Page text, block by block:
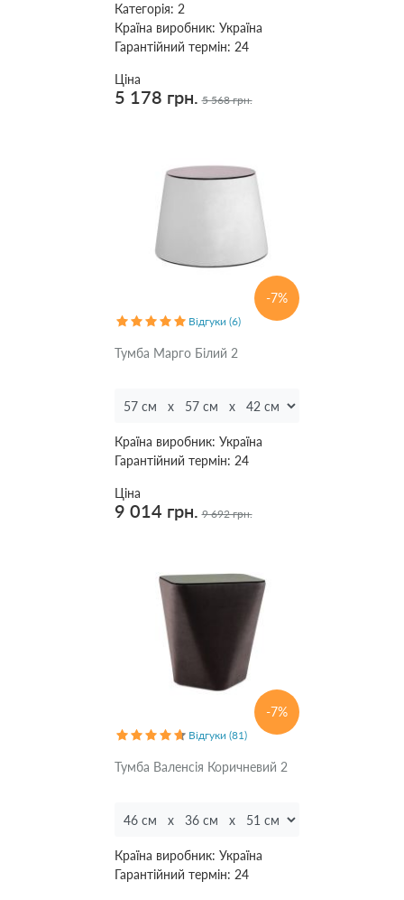
Категорія: 2
Країна виробник: Україна
Гарантійний термін: 24
Ціна
5 178 грн. 5 568 грн.
-7%
Відгуки (6)
Тумба Марго Білий 2
Країна виробник: Україна
Гарантійний термін: 24
Ціна
9 014 грн. 9 692 грн.
-7%
Відгуки (81)
Тумба Валенсія Коричневий 2
Країна виробник: Україна
Гарантійний термін: 24